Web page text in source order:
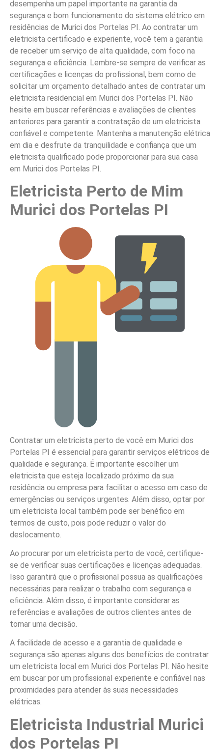
desempenha um papel importante na garantia da
segurança e bom funcionamento do sistema elétrico em
residências de Murici dos Portelas PI. Ao contratar um
eletricista certificado e experiente, você tem a garantia
de receber um serviço de alta qualidade, com foco na
segurança e eficiência. Lembre-se sempre de verificar as
certificações e licenças do profissional, bem como de
solicitar um orçamento detalhado antes de contratar um
eletricista residencial em Murici dos Portelas PI. Não
hesite em buscar referências e avaliações de clientes
anteriores para garantir a contratação de um eletricista
confiável e competente. Mantenha a manutenção elétrica
em dia e desfrute da tranquilidade e confiança que um
eletricista qualificado pode proporcionar para sua casa
em Murici dos Portelas PI.
Eletricista Perto de Mim
Murici dos Portelas PI
Contratar um eletricista perto de você em Murici dos
Portelas PI é essencial para garantir serviços elétricos de
qualidade e segurança. É importante escolher um
eletricista que esteja localizado próximo da sua
residência ou empresa para facilitar o acesso em caso de
emergências ou serviços urgentes. Além disso, optar por
um eletricista local também pode ser benéfico em
termos de custo, pois pode reduzir o valor do
deslocamento.
Ao procurar por um eletricista perto de você, certifique-
se de verificar suas certificações e licenças adequadas.
Isso garantirá que o profissional possua as qualificações
necessárias para realizar o trabalho com segurança e
eficiência. Além disso, é importante considerar as
referências e avaliações de outros clientes antes de
tomar uma decisão.
A facilidade de acesso e a garantia de qualidade e
segurança são apenas alguns dos benefícios de contratar
um eletricista local em Murici dos Portelas PI. Não hesite
em buscar por um profissional experiente e confiável nas
proximidades para atender às suas necessidades
elétricas.
Eletricista Industrial Murici
dos Portelas PI